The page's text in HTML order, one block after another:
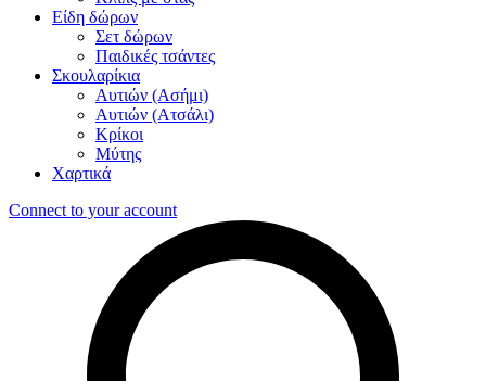
Είδη δώρων
Σετ δώρων
Παιδικές τσάντες
Σκουλαρίκια
Αυτιών (Ασήμι)
Αυτιών (Ατσάλι)
Κρίκοι
Μύτης
Χαρτικά
Connect to your account